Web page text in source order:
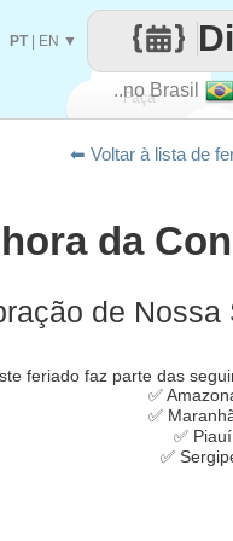
Faça
..no Brasil
PT| EN ▼
⬅ Voltar à lista de
da
de Nossa
feriado faz parte das
✅
✅
✅
✅